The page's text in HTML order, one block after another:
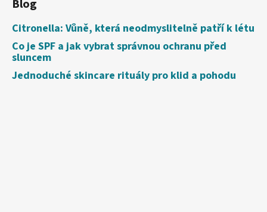
Blog
Citronella: Vůně, která neodmyslitelně patří k létu
Co je SPF a jak vybrat správnou ochranu před
sluncem
Jednoduché skincare rituály pro klid a pohodu